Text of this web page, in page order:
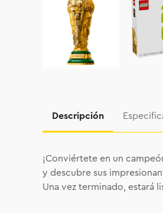
Descripción
¡Conviértete en un
y descubre sus
Una vez terminado, estará